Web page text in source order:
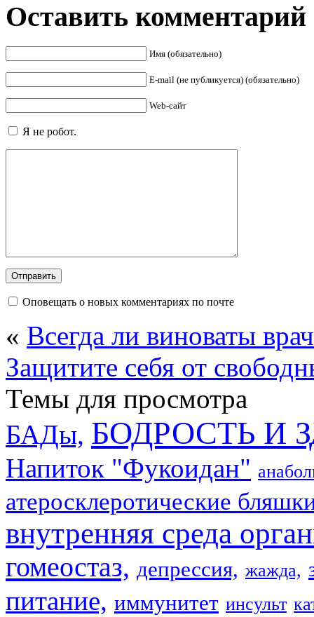
Оставить комментарий
Имя (обязательно)
E-mail (не публикуется) (обязательно)
Web-сайт
Я не робот.
Оповещать о новых комментариях по почте
« Всегда ли виноваты
Защитите себя от
Темы для просмотра
БАДы, БОДРОСТЬ И
Напиток "Фукоидан"
атеросклеротические
внутренняя среда
гомеостаз, депрессия, жажда,
питание, иммунитет инсульт